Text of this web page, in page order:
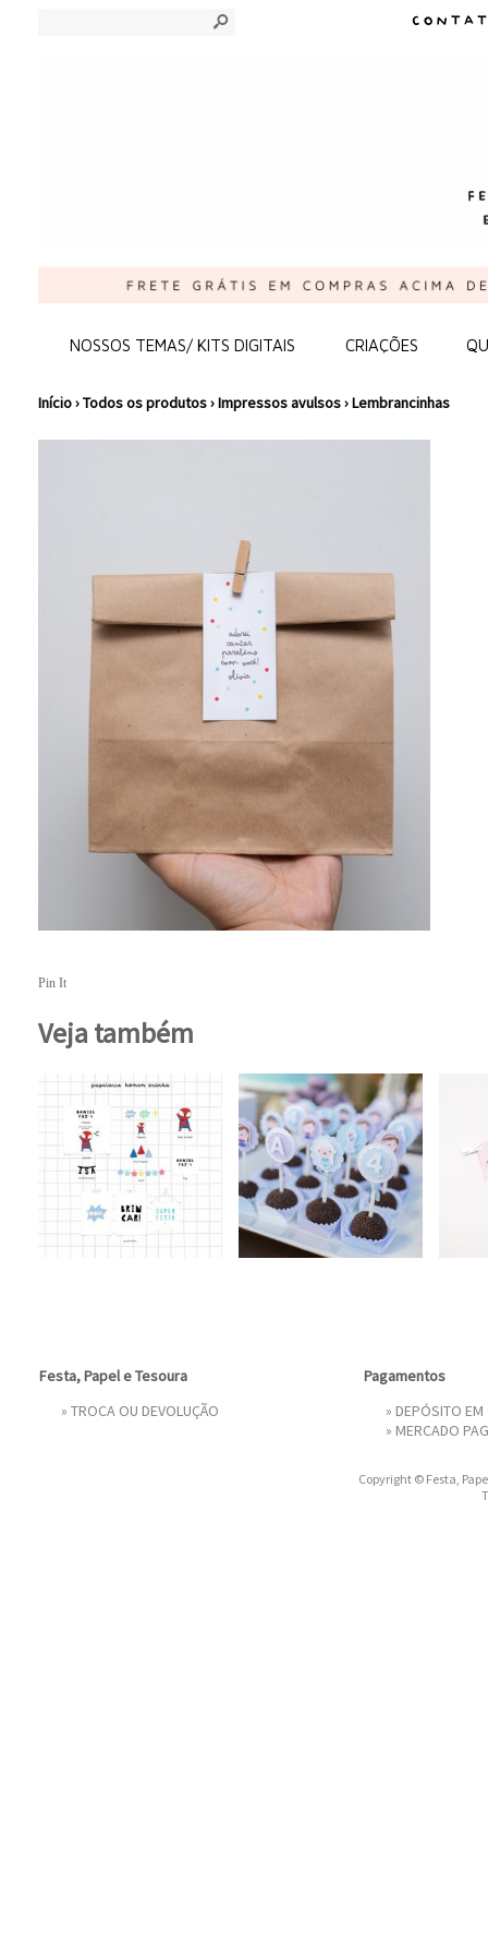
s
NOSSOS TEMAS/ KITS DIGITAIS CRIAÇÕES
Início›Todos os produtos›Impressos avulsos›Lembrancinhas
Pin It
Veja também
Festa, Papel e Tesoura
» TROCA OU DEVOLUÇÃO
Pagamentos
» DEPÓSITO EM
» MERCADO
Copyright © Festa,